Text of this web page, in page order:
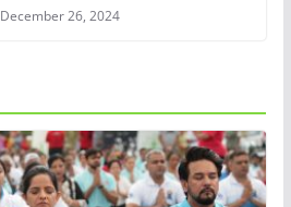
December 26, 2024